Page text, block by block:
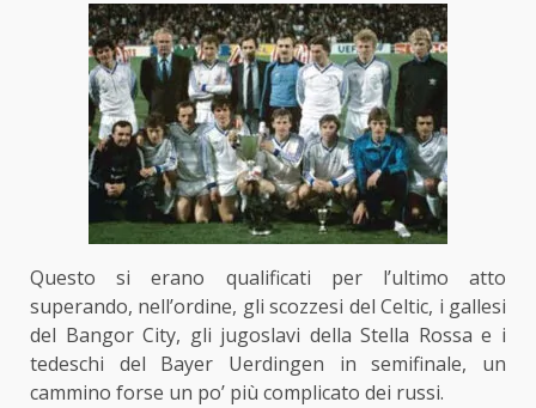
Questo si erano qualificati per l’ultimo atto
superando, nell’ordine, gli scozzesi del Celtic, i gallesi
del Bangor City, gli jugoslavi della Stella Rossa e i
tedeschi del Bayer Uerdingen in semifinale, un
cammino forse un po’ più complicato dei russi.